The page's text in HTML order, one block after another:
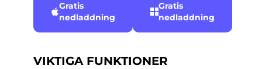
Gratis
nedladdning
Gratis
nedladdning
VIKTIGA FUNKTIONER